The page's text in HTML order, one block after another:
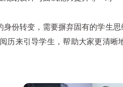
份转变，需要摒弃固有的学生思
历来引导学生，帮助大家更清晰